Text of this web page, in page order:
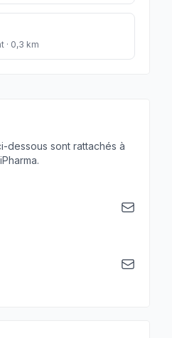
· 0,3 km
dessous sont rattachés à